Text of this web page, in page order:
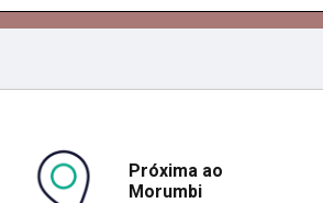
Próxima ao
Morumbi